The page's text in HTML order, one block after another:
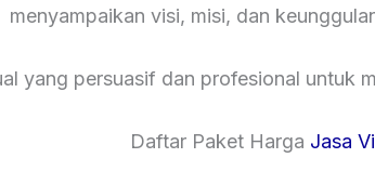
menyampaikan visi, misi, dan
yang persuasif dan profesional untuk
Daftar Paket Harga Jasa